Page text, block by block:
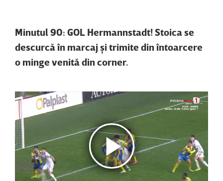
Minutul 90: GOL Hermannstadt! Stoica se
descurcă în marcaj şi trimite din întoarcere
o minge venită din corner.